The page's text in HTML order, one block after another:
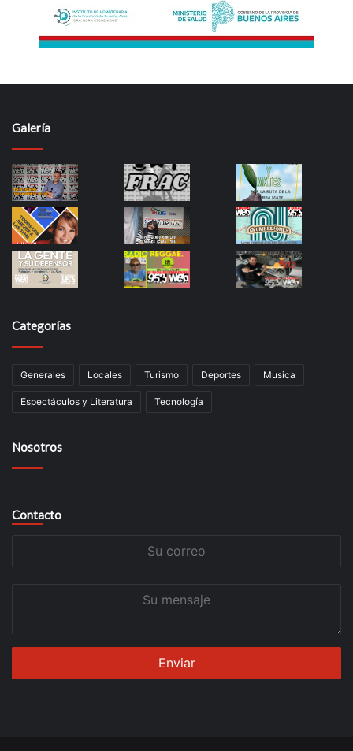
Galería
Categorías
Generales Locales Turismo Deportes Musica
Espectáculos y Literatura Tecnología
Nosotros
Contacto